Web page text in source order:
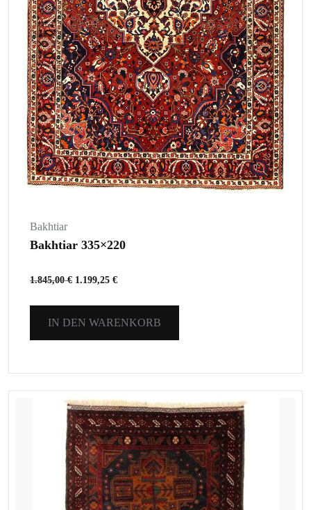
Bakhtiar
Bakhtiar 335×220
1.845,00€ 1.199,25 €
IN DEN WARENKORB